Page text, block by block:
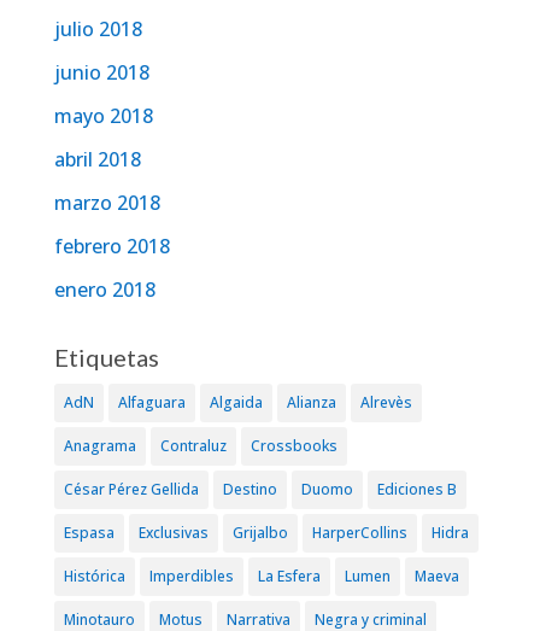
julio 2018
junio 2018
mayo 2018
abril 2018
marzo 2018
febrero 2018
enero 2018
Etiquetas
AdN Alfaguara Algaida Alianza Alrevès
Anagrama Contraluz Crossbooks
César Pérez Gellida Destino Duomo Ediciones B
Espasa Exclusivas Grijalbo HarperCollins Hidra
Histórica Imperdibles La Esfera Lumen Maeva
Minotauro Motus Narrativa Negra y criminal